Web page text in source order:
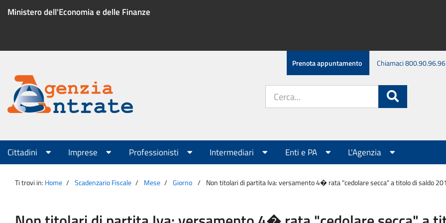
Ministero dell'Economia e delle Finanze
Menu
servizio
Prenota appuntamento Chiamaci 800.90.96.96
Agenzia
Entrate
sito:
Menu
principale
Cittadini Imprese Professionisti Intermediari Enti e PA L'Agenzia
Ti trovi in: Home Scadenzario Fiscale Mese Giorno Non titolari di partita Iva: versamento 4� rata "cedolare secca" a titolo di saldo